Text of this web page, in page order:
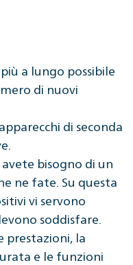
a lungo possibile
di nuovi
di seconda
bisogno di un
ne fate. Su questa
vi servono
soddisfare.
prestazioni, la
e le funzioni